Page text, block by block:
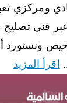
ومركزي
فني
ونستورد
اقرأ المزيد